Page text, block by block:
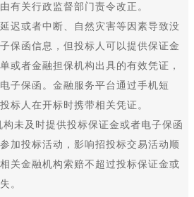
有关行政监督部门责令改正。
或者中断、自然灾害等因素导致没
保函信息，但投标人可以提供保证金
或者金融担保机构出具的有效凭证，
子保函。金融服务平台通过手机短
标人在开标时携带相关凭证。
及时提供投标保证金或者电子保函
加投标活动，影响招投标交易活动顺
关金融机构索赔不超过投标保证金或
。